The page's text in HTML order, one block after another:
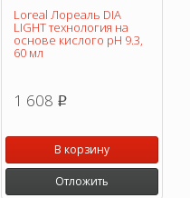
Loreal Лореаль DIA
LIGHT технология на
основе кислого pH 9.3,
60 мл
1 608 p
В корзину
Отложить